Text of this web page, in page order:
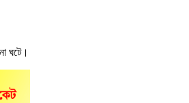
ঘটে।